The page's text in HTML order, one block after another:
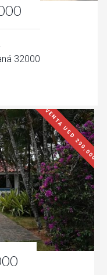
32000
VENTA USD 290,000